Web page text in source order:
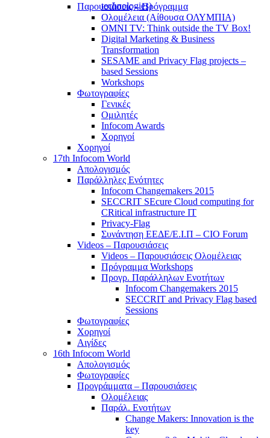
technologies)
Παρουσιάσεις – Πρόγραμμα
Ολομέλεια (Αίθουσα ΟΛΥΜΠΙΑ)
OMNI TV: Think outside the TV Box!
Digital Marketing & Business
Transformation
SESAME and Privacy Flag projects –
based Sessions
Workshops
Φωτογραφίες
Γενικές
Ομιλητές
Infocom Awards
Χορηγοί
Χορηγοί
17th Infocom World
Απολογισμός
Παράλληλες Ενότητες
Infocom Changemakers 2015
SECCRIT SEcure Cloud computing for
CRitical infrastructure IT
Privacy-Flag
Συνάντηση ΕΕΔΕ/Ε.Ι.Π – CIO Forum
Videos – Παρουσιάσεις
Videos – Παρουσιάσεις Ολομέλειας
Πρόγραμμα Workshops
Προγρ. Παράλληλων Ενοτήτων
Infocom Changemakers 2015
SECCRIT and Privacy Flag based
Sessions
Φωτογραφίες
Χορηγοί
Αιγίδες
16th Infocom World
Απολογισμός
Φωτογραφίες
Προγράμματα – Παρουσιάσεις
Ολομέλειας
Παράλ. Ενοτήτων
Change Makers: Innovation is the
key